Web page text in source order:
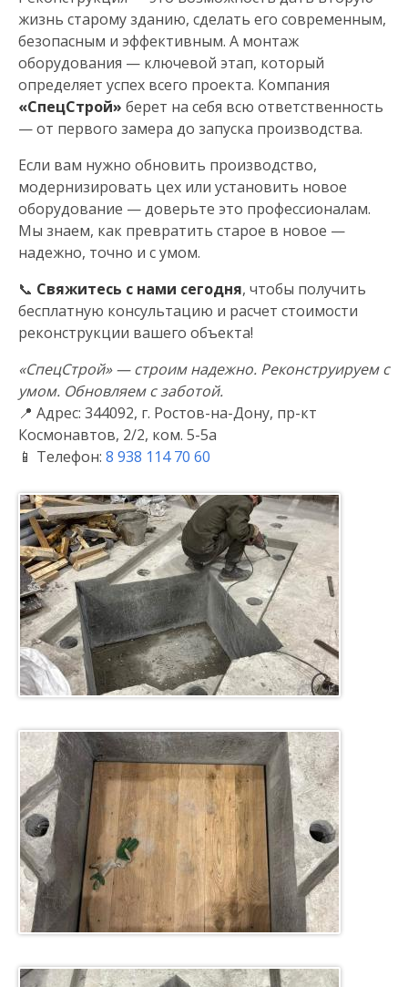
жизнь старому зданию, сделать его современным,
безопасным и эффективным. А монтаж
оборудования — ключевой этап, который
определяет успех всего проекта. Компания
«СпецСтрой» берет на себя всю ответственность
— от первого замера до запуска производства.
Если вам нужно обновить производство,
модернизировать цех или установить новое
оборудование — доверьте это профессионалам.
Мы знаем, как превратить старое в новое —
надежно, точно и с умом.
📞 Свяжитесь с нами сегодня, чтобы получить
бесплатную консультацию и расчет стоимости
реконструкции вашего объекта!
«СпецСтрой» — строим надежно. Реконструируем с
умом. Обновляем с заботой.
📍 Адрес: 344092, г. Ростов-на-Дону, пр-кт
Космонавтов, 2/2, ком. 5-5а
📱 Телефон: 8 938 114 70 60